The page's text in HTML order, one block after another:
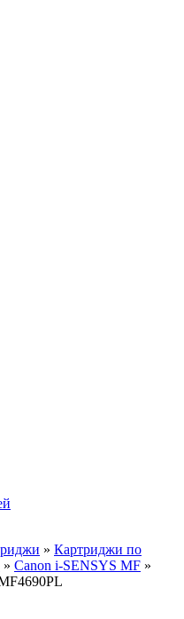
» Картриджи по
» Canon i-SENSYS MF »